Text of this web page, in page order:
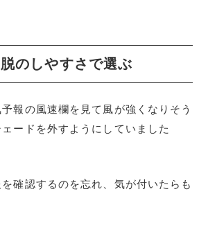
のしやすさで選ぶ
報の風速欄を見て風が強くなりそう
ードを外すようにしていました
確認するのを忘れ、気が付いたらも